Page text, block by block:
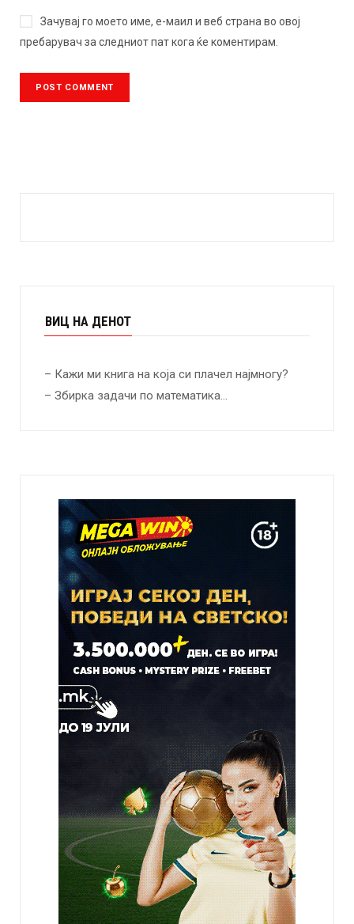
Зачувај го моето име, е-маил и веб страна во овој
пребарувач за следниот пат кога ќе коментирам.
ВИЦ НА ДЕНОТ
– Кажи ми книга на која си плачел најмногу?
– Збирка задачи по математика…